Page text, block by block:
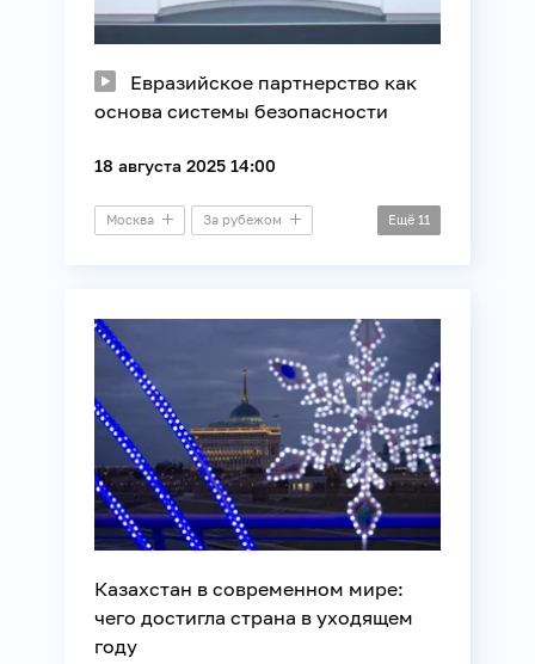
Евразийское партнерство как
основа системы безопасности
18 августа 2025 14:00
Москва За рубежом
Безопасность
Внешняя политика ЕАЭС
Международные отношения
ОДКБ ШОС Экономика
Ещё 11
Казахстан в современном мире:
чего достигла страна в уходящем
году